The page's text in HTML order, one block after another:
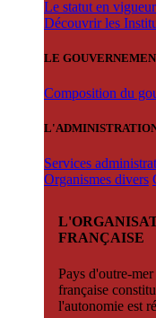
Le statut en
Découvrir les
LE
Composition du
Services
Organismes divers
FRANÇAISE
Pays d'outre-
française
l'autonomie est